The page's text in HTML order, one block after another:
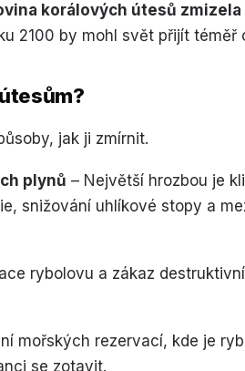
korálových útesů zmizela
2100 by mohl svět přijít téměř
jak ji zmírnit.
plynů – Největší hrozbou je
snižování uhlíkové stopy a
rybolovu a zákaz
mořských rezervací, kde je
se zotavit.